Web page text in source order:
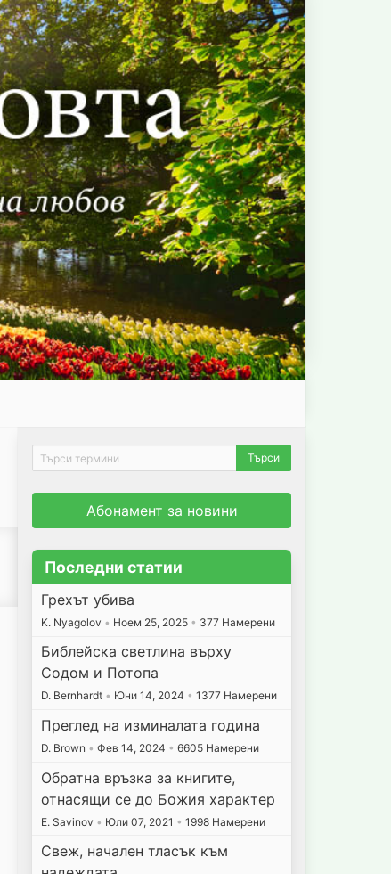
Абонамент за новини
Последни статии
Грехът убива
K. Nyagolov • Ноем 25, 2025 • 377 Намерени
Библейска светлина върху
Содом и Потопа
D. Bernhardt • Юни 14, 2024 • 1377 Намерени
Преглед на изминалата година
D. Brown • Фев 14, 2024 • 6605 Намерени
Обратна връзка за книгите,
отнасящи се до Божия характер
E. Savinov • Юли 07, 2021 • 1998 Намерени
Свеж, начален тласък към